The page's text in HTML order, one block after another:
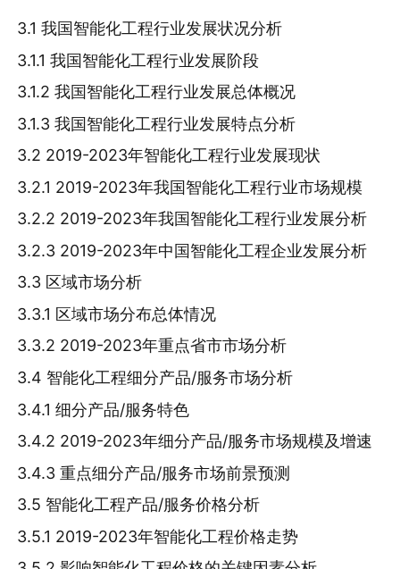
3.1 我国智能化工程行业发展状况分析
3.1.1 我国智能化工程行业发展阶段
3.1.2 我国智能化工程行业发展总体概况
3.1.3 我国智能化工程行业发展特点分析
3.2 2019-2023年智能化工程行业发展现状
3.2.1 2019-2023年我国智能化工程行业市场规模
3.2.2 2019-2023年我国智能化工程行业发展分析
3.2.3 2019-2023年中国智能化工程企业发展分析
3.3 区域市场分析
3.3.1 区域市场分布总体情况
3.3.2 2019-2023年重点省市市场分析
3.4 智能化工程细分产品/服务市场分析
3.4.1 细分产品/服务特色
3.4.2 2019-2023年细分产品/服务市场规模及增速
3.4.3 重点细分产品/服务市场前景预测
3.5 智能化工程产品/服务价格分析
3.5.1 2019-2023年智能化工程价格走势